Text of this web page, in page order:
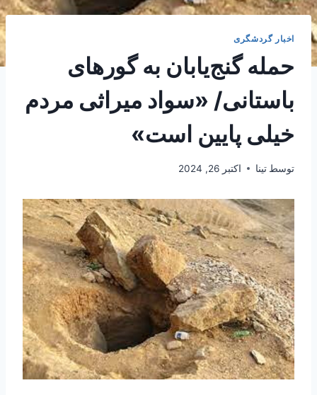
اخبار گردشگری
حمله گنج‌یابان به گورهای
باستانی/ «سواد میراثی مردم
خیلی‌ پایین است»
توسط تینا اکتبر 26, 2024